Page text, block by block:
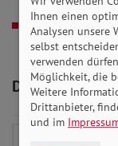
30.04.2025
Behinderung
Downloads
Ihnen einen
Analysen unsere
selbst
verwenden
Möglichkeit, die
Weitere
Drittanbieter,
und im